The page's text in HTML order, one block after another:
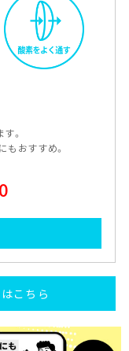
。
もおすすめ。
こちら